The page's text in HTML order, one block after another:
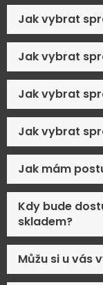
Jak vybrat
Jak vybrat
Jak vybrat
Jak vybrat
Jak mám
Kdy bude
skladem?
Můžu si u vás